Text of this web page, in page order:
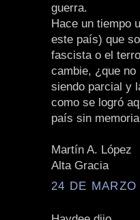
guerra.
Hace un tiempo
este país) que
fascista o el
cambie, ¿que
siendo parcial y
como se logró
país sin
Martín A. López
Alta Gracia
24 DE